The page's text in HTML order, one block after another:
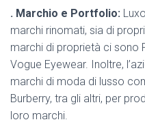
. Marchio e Portfolio:
marchi rinomati, sia di
marchi di proprietà ci sono
Vogue Eyewear. Inoltre,
marchi di moda di lusso
Burberry, tra gli altri, per
loro marchi.